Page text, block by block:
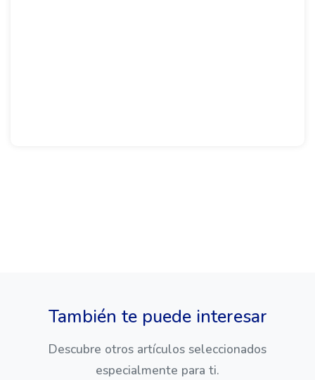
También te puede interesar
Descubre otros artículos seleccionados
especialmente para ti.